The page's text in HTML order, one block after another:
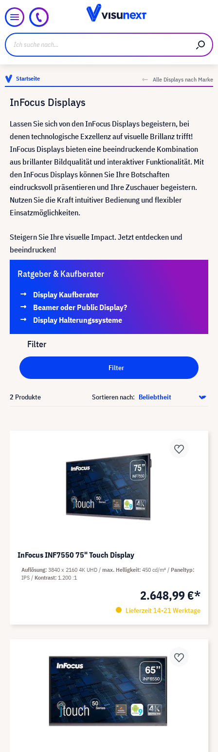
Startseite Alle Displays nach Marke
InFocus Displays
Lassen Sie sich von den InFocus Displays begeistern, bei
denen technologische Exzellenz auf visuelle Brillanz trifft!
InFocus Displays bieten eine beeindruckende Kombination
aus brillanter Bildqualität und interaktiver Funktionalität. Mit
den InFocus Displays können Sie Ihre Botschaften
eindrucksvoll präsentieren und Ihre Zuschauer begeistern.
Nutzen Sie die Kraft intuitiver Bedienung und flexibler
Einsatzmöglichkeiten.
Steigern Sie Ihre visuelle Impact. Jetzt entdecken und
beeindrucken!
Ratgeber & Kaufberater
Display Kaufberater
Beamer oder Public Display?
Display Halterungssysteme
Filter
Filter
2 Produkte Sortieren nach:
InFocus INF7550 75" Touch Display
2.648,99 €*
Lieferzeit 14-21 Werktage
Auflösung 3840 x 2160 4K UHD max. Helligkeit 450 cd/m²
Paneltyp
IPS
Kontrast 1.200 :1